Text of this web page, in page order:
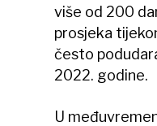
više od 200
prosjeka
često
2022. godine.
U